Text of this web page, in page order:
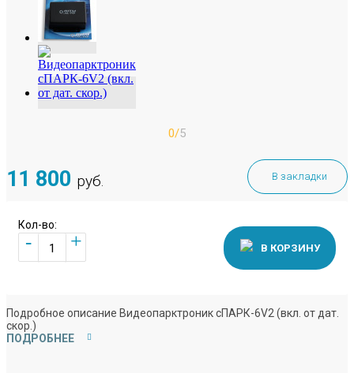
0/5
11 800 руб. В закладки
Кол-во:
- + В КОРЗИНУ
Подробное описание Видеопарктроник сПАРК-6V2 (вкл. от дат.
скор.)
ПОДРОБНЕЕ